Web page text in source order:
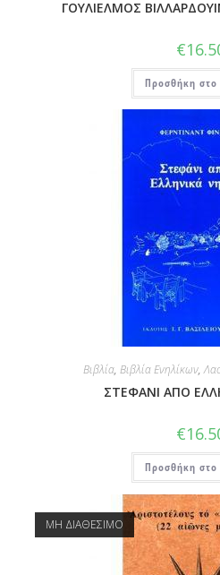
ΓΟΥΛΙΕΛΜΟΣ
€
Προσθήκη στο
Βιβλία, Βιβλία Ενηλίκων,
ΣΤΕΦΑΝΙ ΑΠΟ
€
Προσθήκη στο
ΜΗ ΔΙΑΘΕΣΙΜΟ